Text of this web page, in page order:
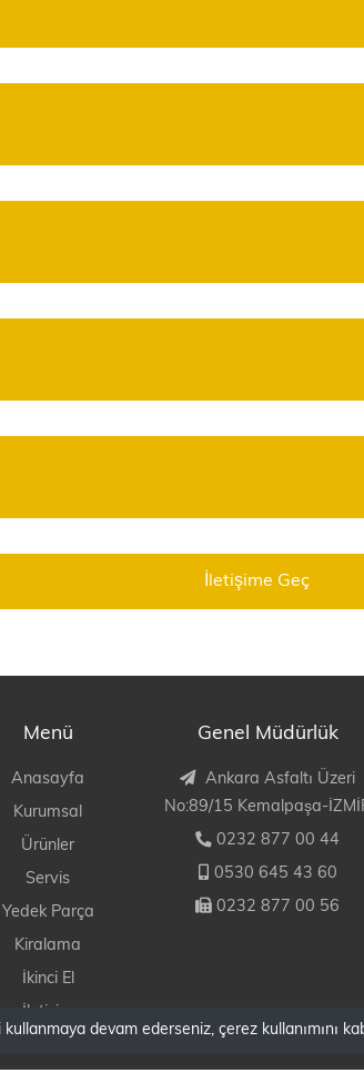
İletişime Geç
Menü
Anasayfa
Kurumsal
Ürünler
Servis
Yedek Parça
Kiralama
İkinci El
İletişim
Genel Müdürlük
Ankara Asfaltı Üzeri
No:89/15 Kemalpaşa-
0232 877 00 44
0530 645 43 60
0232 877 00 56
devam ederseniz, çerez kullanımını